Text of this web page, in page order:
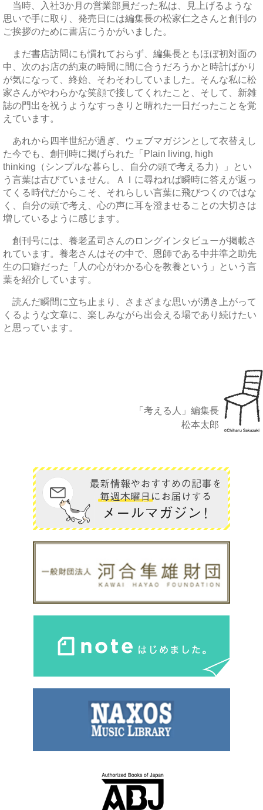
当時、入社3か月の営業部員だった私は、見上げるような
思いで手に取り、発売日には編集長の松家仁之さんと創刊の
ご挨拶のために書店にうかがいました。
まだ書店訪問にも慣れておらず、編集長ともほぼ初対面の
中、次のお店の約束の時間に間に合うだろうかと時計ばかり
が気になって、終始、そわそわしていました。そんな私に松
家さんがやわらかな笑顔で接してくれたこと、そして、新雑
誌の門出を祝うようなすっきりと晴れた一日だったことを覚
えています。
あれから四半世紀が過ぎ、ウェブマガジンとして衣替えし
た今でも、創刊時に掲げられた「Plain living, high
thinking（シンプルな暮らし、自分の頭で考える力）」とい
う言葉は古びていません。ＡＩに尋ねれば瞬時に答えが返っ
てくる時代だからこそ、それらしい言葉に飛びつくのではな
く、自分の頭で考え、心の声に耳を澄ませることの大切さは
増しているように感じます。
創刊号には、養老孟司さんのロングインタビューが掲載さ
れています。養老さんはその中で、恩師である中井準之助先
生の口癖だった「人の心がわかる心を教養という」という言
葉を紹介しています。
読んだ瞬間に立ち止まり、さまざまな思いが湧き上がって
くるような文章に、楽しみながら出会える場であり続けたい
と思っています。
「考える人」編集長
松本太郎